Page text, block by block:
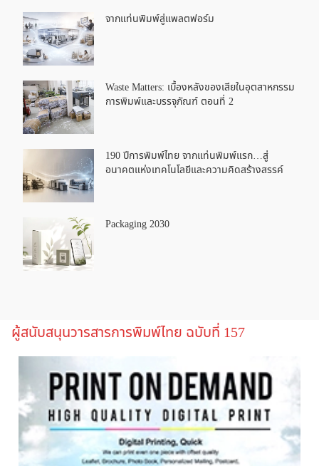
จากแท่นพิมพ์สู่แพลตฟอร์ม
Waste Matters: เบื้องหลังของเสียในอุตสาหกรรม
การพิมพ์และบรรจุภัณฑ์ ตอนที่ 2
190 ปีการพิมพ์ไทย จากแท่นพิมพ์แรก…สู่
อนาคตแห่งเทคโนโลยีและความคิดสร้างสรรค์
Packaging 2030
ผู้สนับสนุนวารสารการพิมพ์ไทย ฉบับที่ 157